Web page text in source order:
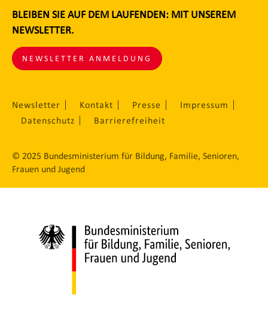
BLEIBEN SIE AUF DEM LAUFENDEN: MIT UNSEREM
NEWSLETTER.
NEWSLETTER ANMELDUNG
Newsletter Kontakt Presse
Impressum
Datenschutz
Barrierefreiheit
© 2025 Bundesministerium für Bildung, Familie, Senioren,
Frauen und Jugend